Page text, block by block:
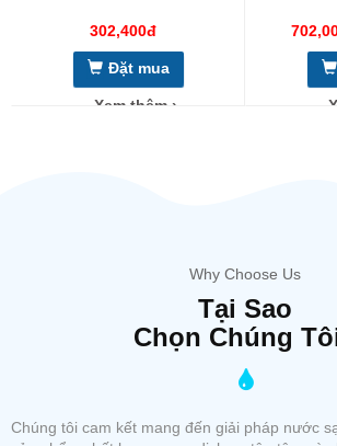
302,400đ
Đặt mua
Xem thêm ›
Why Choose Us
Tại Sao
Chọn Chúng
Chúng tôi cam kết mang đến giải pháp nước